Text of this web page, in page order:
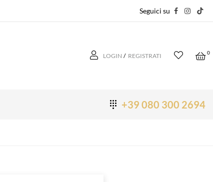
Seguici su
LOGIN / REGISTRATI 0
+39 080 300 2694